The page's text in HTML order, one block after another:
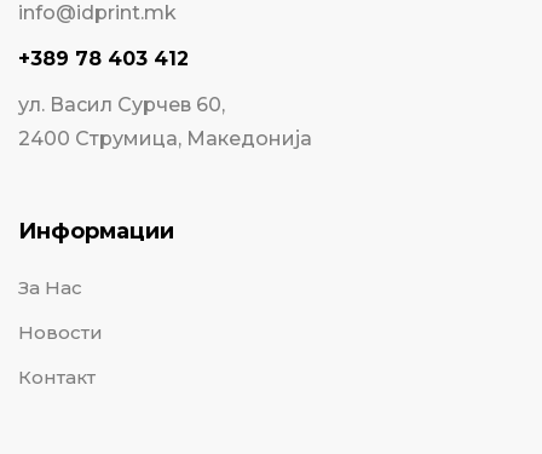
info@idprint.mk
+389 78 403 412
ул. Васил Сурчев 60,
2400 Струмица, Македонија
Информации
За Нас
Новости
Контакт